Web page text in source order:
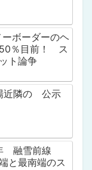
ボーダーのヘ
％目前！ ス
ト論争
近隣の 公示
融雪前線
と最南端のス